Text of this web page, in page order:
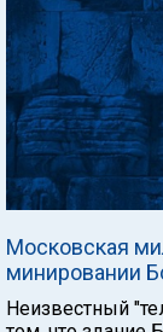
Московская
минировании
Неизвестный